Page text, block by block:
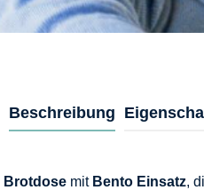
Beschreibung
Brotdose mit Bento Einsatz,